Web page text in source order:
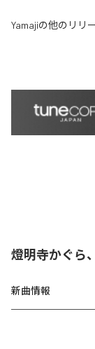
Yamajiの他のリリ
燈明寺かぐら
新曲情報